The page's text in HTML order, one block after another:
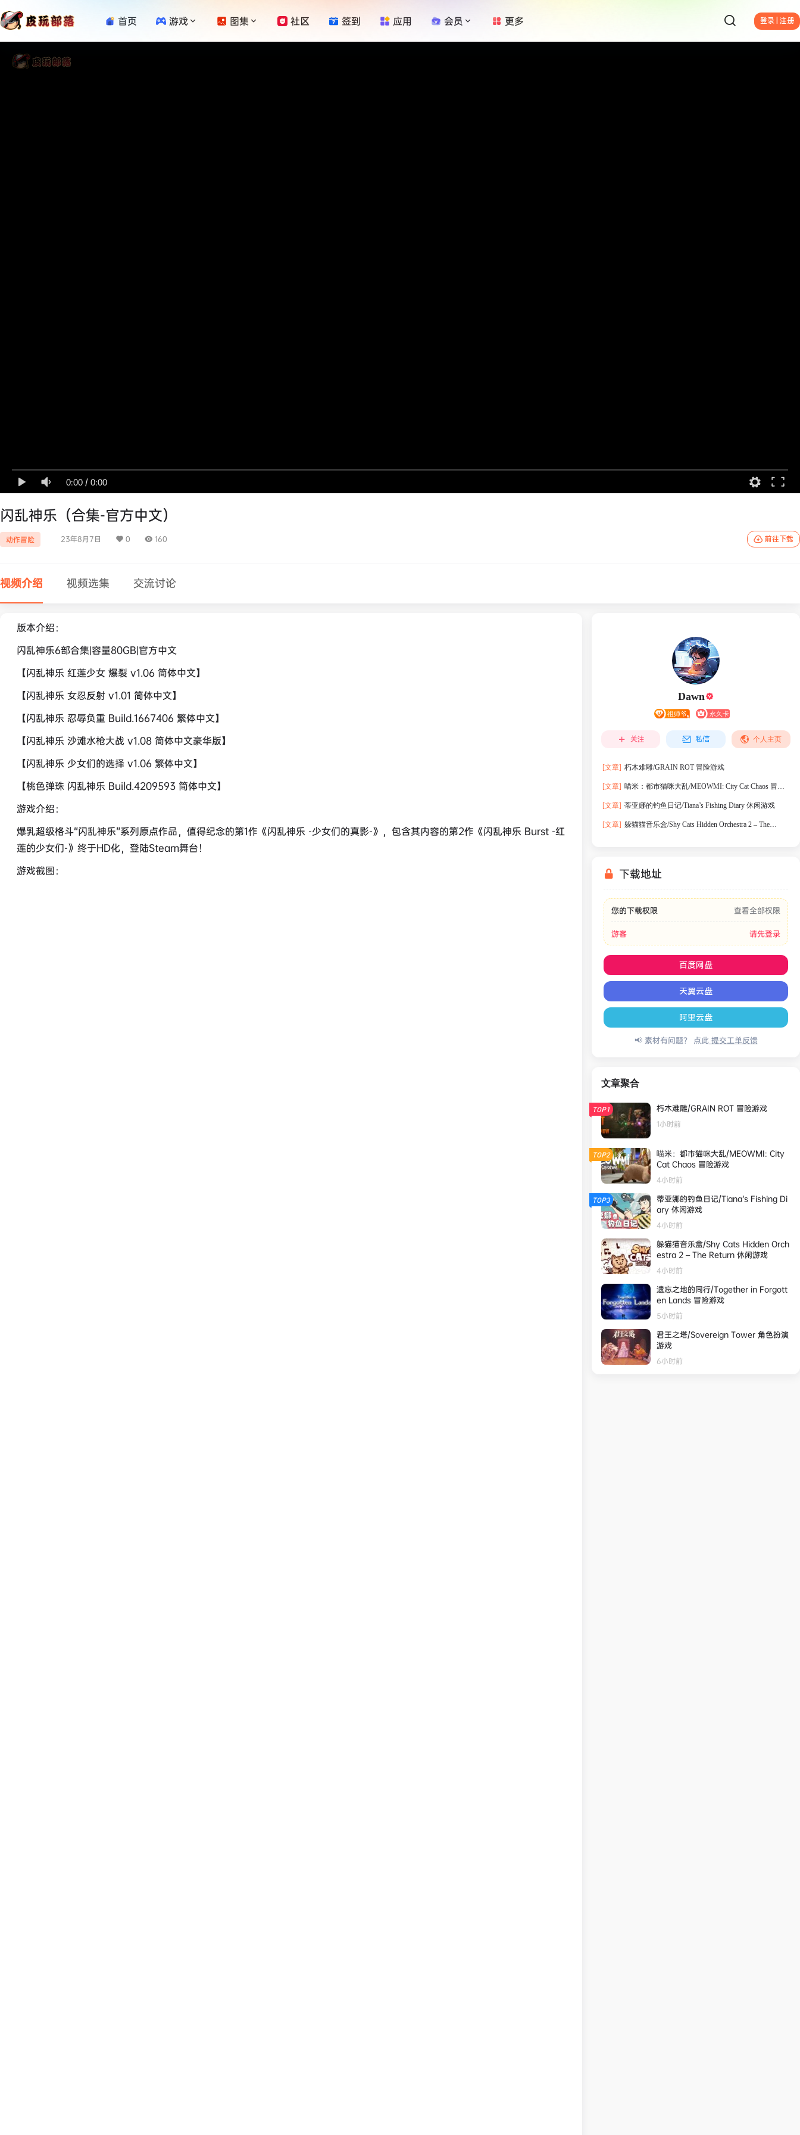
登录 | 注册
首页 游戏 图集 社区 签到 应用 会员 更多
0:00 / 0:00
闪乱神乐（合集-官方中文）
动作冒险 23年8月7日 0 160 前往下载
视频介绍 视频选集 交流讨论
版本介绍：
闪乱神乐6部合集|容量80GB|官方中文
【闪乱神乐 红莲少女 爆裂 v1.06 简体中文】
【闪乱神乐 女忍反射 v1.01 简体中文】
【闪乱神乐 忍辱负重 Build.1667406 繁体中文】
【闪乱神乐 沙滩水枪大战 v1.08 简体中文豪华版】
【闪乱神乐 少女们的选择 v1.06 繁体中文】
【桃色弹珠 闪乱神乐 Build.4209593 简体中文】
游戏介绍：
爆乳超级格斗“闪乱神乐”系列原点作品，值得纪念的第1作《闪乱神乐 -少女们的真影-》，包含其内容的第2作《闪乱神乐 Burst -红
莲的少女们-》终于HD化，登陆Steam舞台！
游戏截图：
Dawn
关注 私信 个人主页
[文章] 朽木难雕/GRAIN ROT 冒险游戏
[文章] 喵米：都市猫咪大乱/MEOWMI: City Cat Chaos 冒险
[文章] 蒂亚娜的钓鱼日记/Tiana’s Fishing Diary 休闲游戏
[文章] 躲猫猫音乐盒/Shy Cats Hidden Orchestra 2 – The
下载地址
您的下载权限 查看全部权限
游客 请先登录
百度网盘
天翼云盘
阿里云盘
📢 素材有问题？ 点此提交工单反馈
文章聚合
TOP1 朽木难雕/GRAIN ROT 冒险游戏
1小时前
TOP2
喵米：都市猫咪大乱/MEOWMI: City
Cat Chaos 冒险游戏
4小时前
TOP3
蒂亚娜的钓鱼日记/Tiana’s Fishing Di
ary 休闲游戏
4小时前
躲猫猫音乐盒/Shy Cats Hidden Orch
estra 2 – The Return 休闲游戏
4小时前
遗忘之地的同行/Together in Forgott
en Lands 冒险游戏
5小时前
君王之塔/Sovereign Tower 角色扮演
游戏
6小时前